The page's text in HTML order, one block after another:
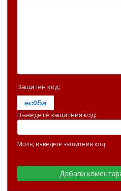
Защитен код:
Въведете защитния код:
Моля, въведете защитния код